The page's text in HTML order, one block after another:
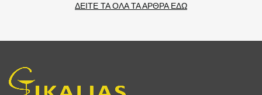
ΔΕΙΤΕ ΤΑ ΟΛΑ ΤΑ ΑΡΘΡΑ ΕΔΩ